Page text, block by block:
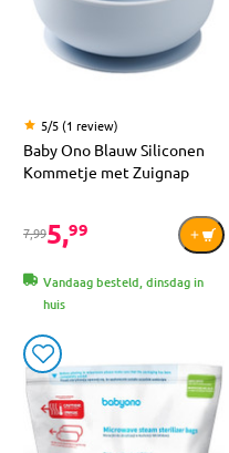
5/5 (1 review)
Baby Ono Blauw Siliconen
Kommetje met Zuignap
7,995,99
Vandaag besteld, dinsdag in
huis